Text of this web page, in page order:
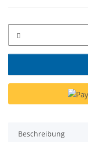
Beschreibung